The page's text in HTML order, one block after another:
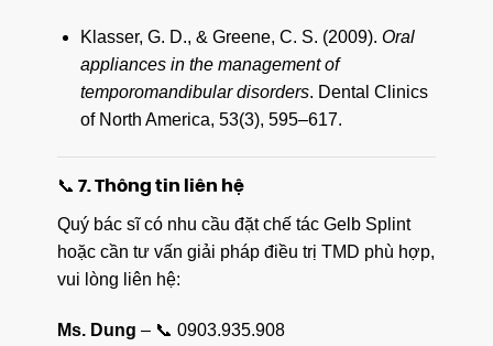
Klasser, G. D., & Greene, C. S. (2009). Oral
appliances in the management of
temporomandibular disorders. Dental Clinics
of North America, 53(3), 595–617.
📞 7. Thông tin liên hệ
Quý bác sĩ có nhu cầu đặt chế tác Gelb Splint
hoặc cần tư vấn giải pháp điều trị TMD phù hợp,
vui lòng liên hệ:
Ms. Dung – 📞 0903.935.908